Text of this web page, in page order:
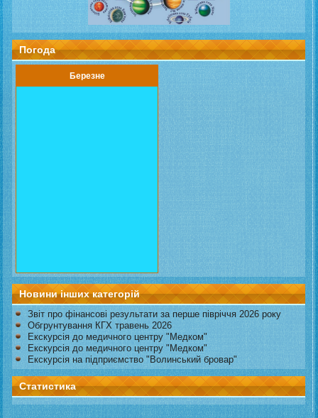
Погода
Березне
Новини інших категорій
Звіт про фінансові результати за перше півріччя 2026 року
Обгрунтування КГХ травень 2026
Екскурсія до медичного центру "Медком"
Екскурсія до медичного центру "Медком"
Екскурсія на підприємство "Волинський бровар"
Статистика